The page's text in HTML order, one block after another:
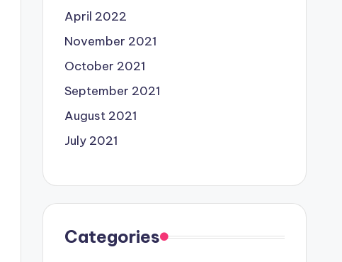
April 2022
November 2021
October 2021
September 2021
August 2021
July 2021
Categories